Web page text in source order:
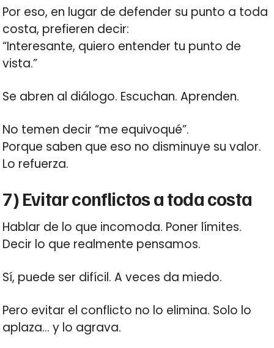
Por eso, en lugar de defender su punto a toda
costa, prefieren decir:
“Interesante, quiero entender tu punto de
vista.”
Se abren al diálogo. Escuchan. Aprenden.
No temen decir “me equivoqué”.
Porque saben que eso no disminuye su valor.
Lo refuerza.
7) Evitar conflictos a toda costa
Hablar de lo que incomoda. Poner límites.
Decir lo que realmente pensamos.
Sí, puede ser difícil. A veces da miedo.
Pero evitar el conflicto no lo elimina. Solo lo
aplaza… y lo agrava.